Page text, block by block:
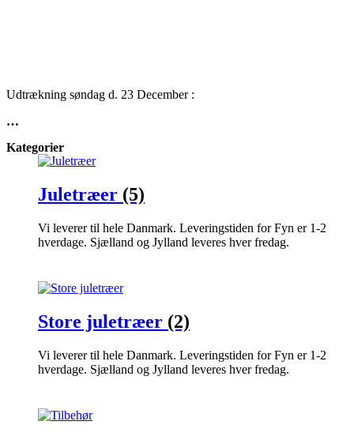
Udtrækning søndag d. 23 December :
…
Kategorier
Juletræer (5)
Vi leverer til hele Danmark. Leveringstiden for Fyn er 1-2
hverdage. Sjælland og Jylland leveres hver fredag.
Store juletræer (2)
Vi leverer til hele Danmark. Leveringstiden for Fyn er 1-2
hverdage. Sjælland og Jylland leveres hver fredag.